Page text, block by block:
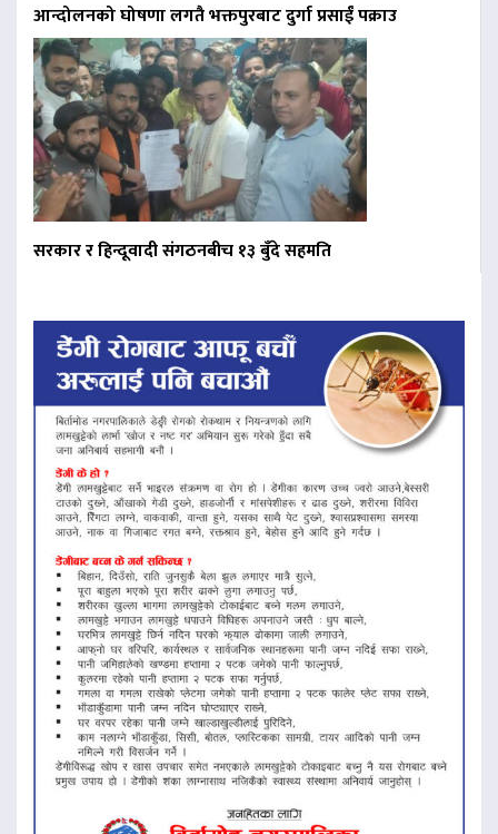
आन्दोलनको घोषणा लगतै भक्तपुरबाट दुर्गा प्रसाईं पक्राउ
सरकार र हिन्दूवादी संगठनबीच १३ बुँदे सहमति